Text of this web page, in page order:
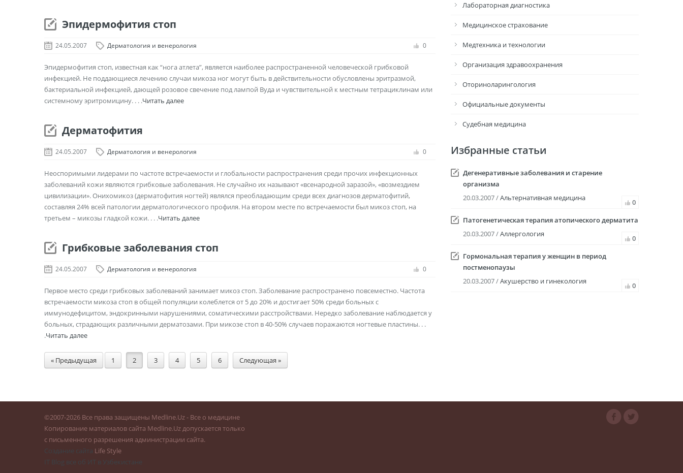
Эпидермофития стоп
24.05.2007 Дерматология и венерология 0
Эпидермофития стоп, известная как “нога атлета”, является наиболее распространенной человеческой грибковой
инфекцией. Не поддающиеся лечению случаи микоза ног могут быть в действительности обусловлены эритразмой,
бактериальной инфекцией, дающей розовое свечение под лампой Вуда и чувствительной к местным тетрациклинам или
системному эритромицину. . . .Читать далее
Дерматофития
24.05.2007 Дерматология и венерология 0
Неоспоримыми лидерами по частоте встречаемости и глобальности распространения среди прочих инфекционных
заболеваний кожи являются грибковые заболевания. Не случайно их называют «всенародной заразой», «возмездием
цивилизации». Онихомикоз (дерматофития ногтей) являлся преобладающим среди всех диагнозов дерматофитий,
составляя 24% всей патологии дерматологического профиля. На втором месте по встречаемости был микоз стоп, на
третьем – микозы гладкой кожи. . . .Читать далее
Грибковые заболевания стоп
24.05.2007 Дерматология и венерология 0
Первое место среди грибковых заболеваний занимает микоз стоп. Заболевание распространено повсеместно. Частота
встречаемости микоза стоп в общей популяции колеблется от 5 до 20% и достигает 50% среди больных с
иммунодефицитом, эндокринными нарушениями, соматическими расстройствами. Нередко заболевание наблюдается у
больных, страдающих различными дерматозами. При микозе стоп в 40-50% случаев поражаются ногтевые пластины. . .
.Читать далее
« Предыдущая 1 2 3 4 5 6 Следующая »
Лабораторная диагностика
Медицинское страхование
Медтехника и технологии
Организация здравоохранения
Оториноларингология
Официальные документы
Судебная медицина
Избранные статьи
Дегенеративные заболевания и старение
организма
20.03.2007 /Альтернативная медицина
0
Патогенетическая терапия атопического дерматита
20.03.2007 /Аллергология
0
Гормональная терапия у женщин в период
постменопаузы
20.03.2007 /Акушерство и гинекология 0
©2007-2026 Все права защищены Medline.Uz - Все о медицине
Копирование материалов сайта Medline.Uz допускается только
с письменного разрешения администрации сайта.
Создание сайта Life Style
IT Blog все об ИТ в Узбекистане